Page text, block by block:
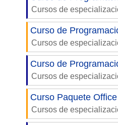
Cursos de
Curso de
Cursos de
Curso de
Cursos de
Curso Paquete
Cursos de